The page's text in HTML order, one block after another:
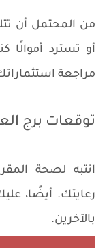
من المحتمل أن
أو تسترد
مراجعة
توقعات برج
انتبه لصحة
رعايتك. أيضًا،
بالآخرين.